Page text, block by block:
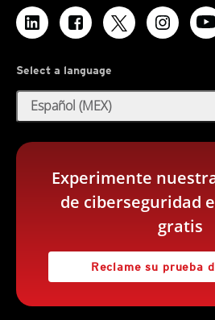
Select a language
Español (MEX)
Experimente
de ciberseguridad
gratis
Reclame su prueba